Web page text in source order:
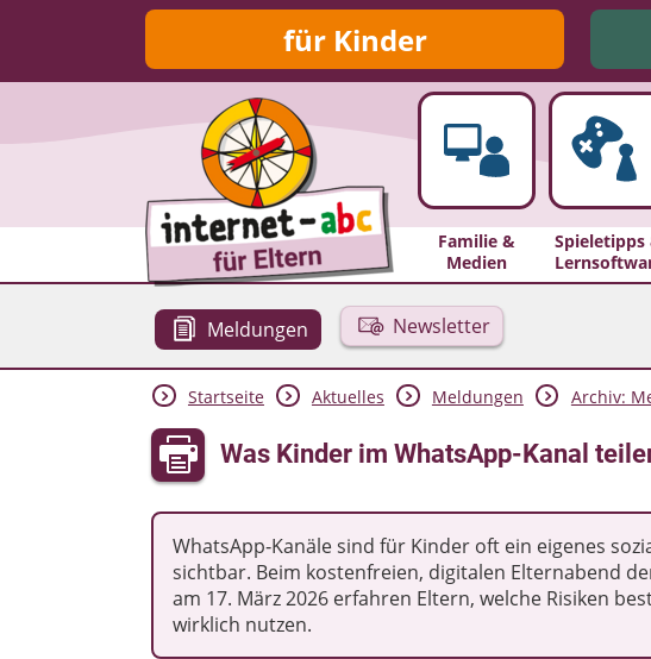
für Kinder
Familie &
Medien
Spieletipps
Meldungen Newsletter
Startseite Aktuelles Meldungen Archiv:
Was Kinder im WhatsApp-Kanal
WhatsApp‑Kanäle sind für Kinder oft ein eigenes
sichtbar. Beim kostenfreien, digitalen Elternabend
am 17. März 2026 erfahren Eltern, welche Risiken
wirklich nutzen.